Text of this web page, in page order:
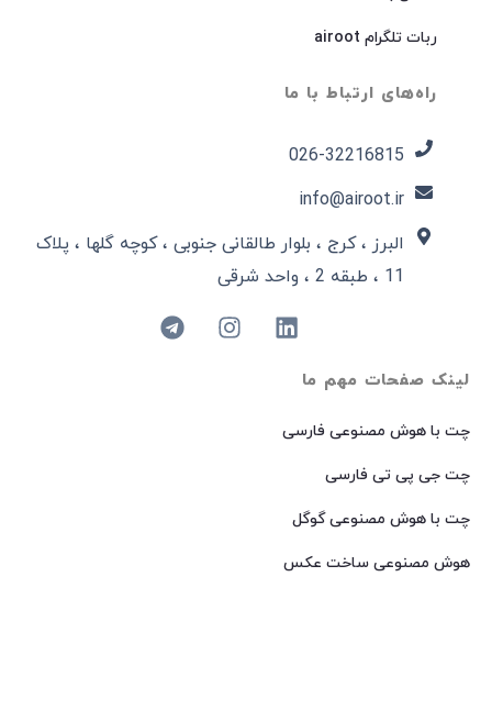
لینک صفحات مهم ما
چت با هوش مصنوعی فارسی
چت جی پی تی فارسی
چت با هوش مصنوعی گوگل
هوش مصنوعی ساخت عکس
ربات تلگرام airoot
راه‌های ارتباط با ما
026-32216815​
info@airoot.ir
البرز ، کرج ، بلوار طالقانی جنوبی ، کوچه گلها ، پلاک
11 ، طبقه 2 ، واحد شرقی